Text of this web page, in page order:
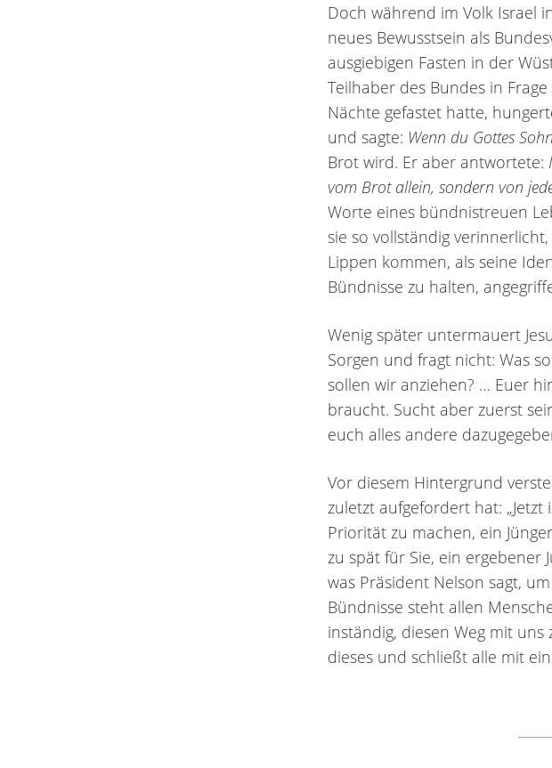
Doch während im Volk Israel
neues Bewusstsein als
ausgiebigen Fasten in der
Teilhaber des Bundes in
Nächte gefastet hatte,
und sagte: Wenn du Gottes
Brot wird. Er aber antwortete:
vom Brot allein, sondern von
Worte eines bündnistreuen
sie so vollständig
Lippen kommen, als seine
Bündnisse zu halten,
Wenig später untermauert
Sorgen und fragt nicht: Was
sollen wir anziehen? … Euer
braucht. Sucht aber zuerst
euch alles andere
Vor diesem Hintergrund
zuletzt aufgefordert hat:
Priorität zu machen, ein
zu spät für Sie, ein ergebener
was Präsident Nelson sagt,
Bündnisse steht allen
inständig, diesen Weg mit uns
dieses und schließt alle mit